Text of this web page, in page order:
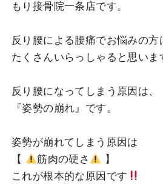
もり接骨院一条店です。
反り腰による腰痛でお悩みの方
たくさんいらっしゃると思いま
反り腰になってしまう原因は、
『姿勢の崩れ』です。
姿勢が崩れてしまう原因は
【
筋肉の硬さ
】
これが根本的な原因です